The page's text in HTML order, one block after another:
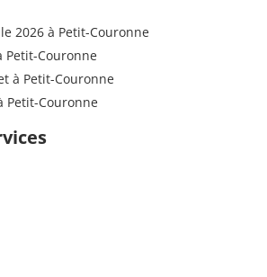
2026 à Petit-Couronne
Petit-Couronne
à Petit-Couronne
Petit-Couronne